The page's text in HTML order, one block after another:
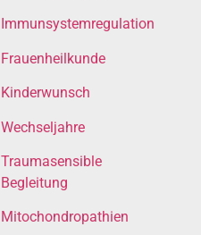
Immunsystemregulation
Frauenheilkunde
Kinderwunsch
Wechseljahre
Traumasensible
Begleitung
Mitochondropathien